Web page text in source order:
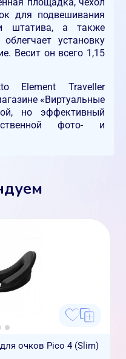
для подвешивания
штатива, а также
установку
Весит он всего 1,15
Element Traveller
«Виртуальные
но эффективный
фото- и
очков Pico 4 (Slim)